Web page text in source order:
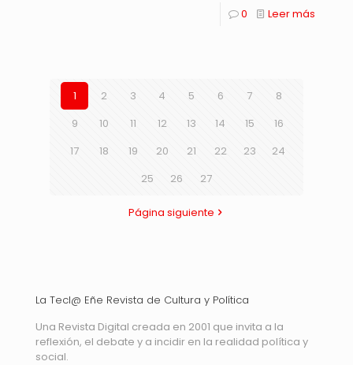
0 Leer más
1 2 3 4 5 6 7
8
9
10 11 12 13 14 15
16
17
18 19 20 21 22 23
24
25
26 27
Página siguiente
La Tecl@ Eñe Revista de Cultura y Política
Una Revista Digital creada en 2001 que invita a la
reflexión, el debate y a incidir en la realidad política y
social.